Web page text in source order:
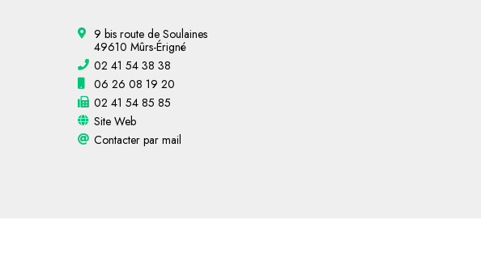
9 bis route de Soulaines
49610 Mûrs-Érigné
02 41 54 38 38
06 26 08 19 20
02 41 54 85 85
Site Web
Contacter par mail